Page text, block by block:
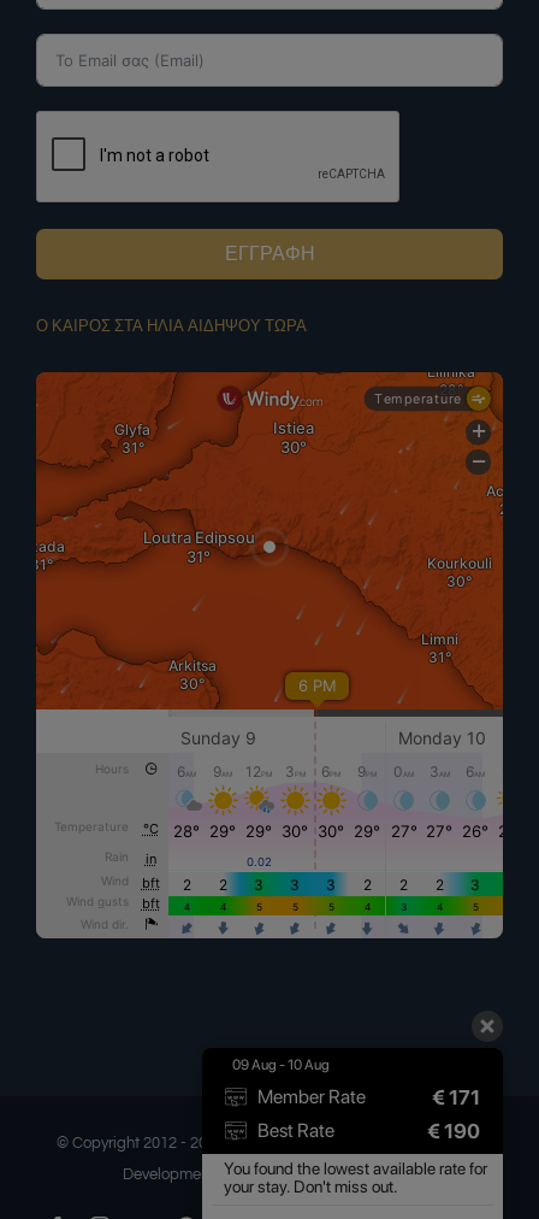
ΕΓΓΡΑΦΗ
Ο ΚΑΙΡΟΣ ΣΤΑ ΗΛΙΑ ΑΙΔΗΨΟΥ ΤΩΡΑ
© Copyright 2012 - 2026 | Ilia Mare Hotel | All Rights Reserved |
Development & Digital Marketing byGretor
09 Aug - 10 Aug
Member Rate € 171
Best Rate € 190
You found the lowest available rate for
your stay. Don't miss out.